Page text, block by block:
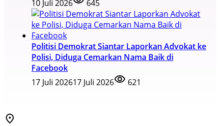
10 Juli 2026
645
Politisi Demokrat Siantar Laporkan Advokat ke
Polisi, Diduga Cemarkan Nama Baik di
Facebook
17 Juli 202617 Juli 2026 621